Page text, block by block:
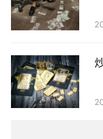
的风险偏好和投资
掌握一定的市场分
提供的市场分析报
交易决策能力。